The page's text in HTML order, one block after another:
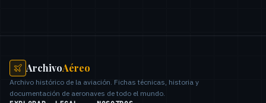
ArchivoAéreo
Archivo histórico de la aviación. Fichas técnicas, historia y
documentación de aeronaves de todo el mundo.